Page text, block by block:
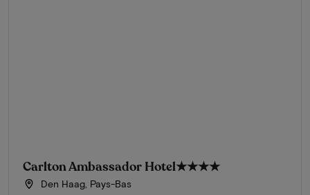
Carlton Ambassador Hotel★★★★
Den Haag, Pays-Bas